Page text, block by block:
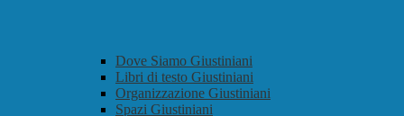
Dove Siamo Giustiniani
Libri di testo Giustiniani
Organizzazione Giustiniani
Spazi Giustiniani